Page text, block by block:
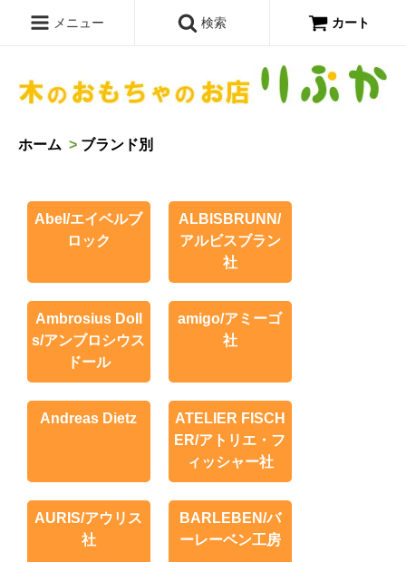
メニュー 検索 カート
ホーム > ブランド別
Abel/エイベルブ
ロック
ALBISBRUNN/
アルビスブラン
社
Ambrosius Doll
s/アンブロシウス
ドール
amigo/アミーゴ
社
Andreas Dietz
ATELIER FISCH
ER/アトリエ・フ
ィッシャー社
AURIS/アウリス
社
BARLEBEN/バ
ーレーベン工房